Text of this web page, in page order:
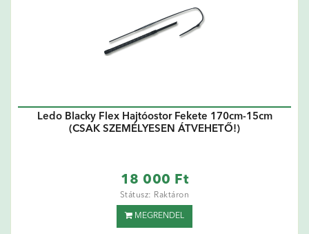
Ledo Blacky Flex Hajtóostor Fekete 170cm-15cm
(CSAK SZEMÉLYESEN ÁTVEHETŐ!)
18 000 Ft
Státusz: Raktáron
MEGRENDEL